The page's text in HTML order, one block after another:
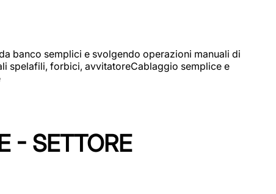
banco semplici e svolgendo operazioni manuali di
spelafili, forbici, avvitatoreCablaggio semplice e
- SETTORE